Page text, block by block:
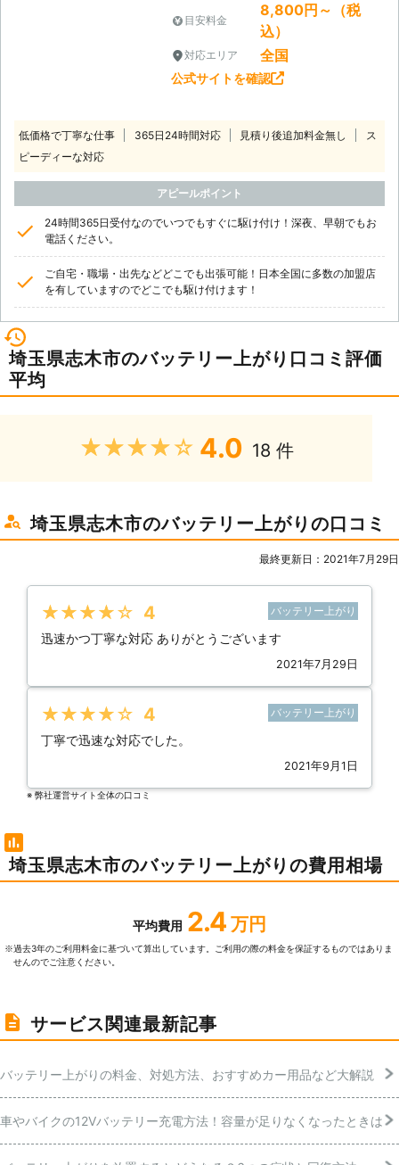
目安料金
8,800円～（税
込）
対応エリア 全国
公式サイトを確認
低価格で丁寧な仕事 365日24時間対応 見積り後追加料金無し
ス
ピーディーな対応
アピールポイント
24時間365日受付なのでいつでもすぐに駆け付け！深夜、早朝でもお
電話ください。
ご自宅・職場・出先などどこでも出張可能！日本全国に多数の加盟店
を有していますのでどこでも駆け付けます！
埼玉県志木市のバッテリー上がり口コミ評価
平均
★★★★★ 4.0 18 件
埼玉県志木市のバッテリー上がりの口コミ
最終更新日：2021年7月29日
★★★★★ 4 バッテリー上がり
迅速かつ丁寧な対応 ありがとうございます
2021年7月29日
★★★★★ 4 バッテリー上がり
丁寧で迅速な対応でした。
2021年9月1日
※ 弊社運営サイト全体の⼝コミ
埼玉県志木市のバッテリー上がりの費用相場
平均費用 2.4 万円
※過去3年のご利⽤料⾦に基づいて算出しています。ご利⽤の際の料⾦を保証するものではありま
せんのでご注意ください。
サービス関連最新記事
バッテリー上がりの料金、対処方法、おすすめカー用品など大解説
車やバイクの12Vバッテリー充電方法！容量が足りなくなったときは